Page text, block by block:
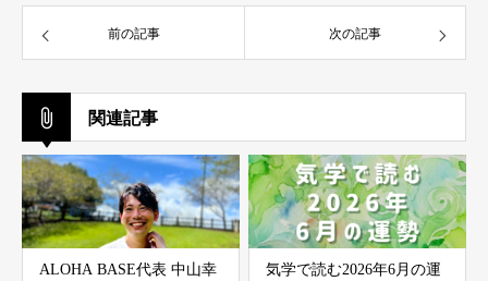
前の記事 次の記事
関連記事
ALOHA BASE代表 中山幸
気学で読む2026年6月の運